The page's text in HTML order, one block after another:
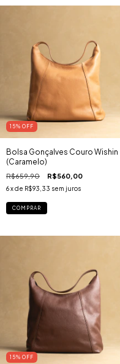
15% OFF
Bolsa Gonçalves Couro Wishin
(Caramelo)
R$659,90 R$560,00
6x de R$93,33 sem juros
COMPRAR
15% OFF